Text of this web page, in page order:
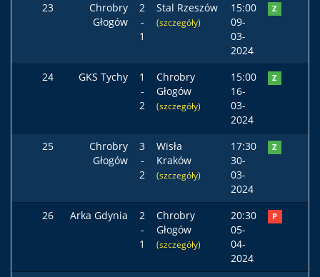
23
Chrobry
Głogów
2
-
1
Stal Rzeszów
(szczegóły)
15:00
09-
03-
2024
Z
24 GKS Tychy
1
-
2
Chrobry
Głogów
(szczegóły)
15:00
16-
03-
2024
Z
25
Chrobry
Głogów
3
-
2
Wisła
Kraków
(szczegóły)
17:30
30-
03-
2024
Z
26 Arka Gdynia
2
-
1
Chrobry
Głogów
(szczegóły)
20:30
05-
04-
2024
P